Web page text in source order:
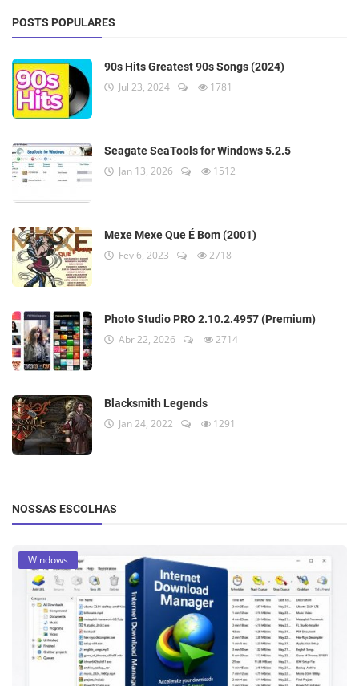
POSTS POPULARES
90s Hits Greatest 90s Songs (2024)
Jul 23, 2024 1781
Seagate SeaTools for Windows 5.2.5
Jan 13, 2026 1512
Mexe Mexe Que É Bom (2001)
Fev 6, 2023 2718
Photo Studio PRO 2.10.2.4957 (Premium)
Abr 22, 2026 2714
Blacksmith Legends
Jan 24, 2022 1291
NOSSAS ESCOLHAS
Windows